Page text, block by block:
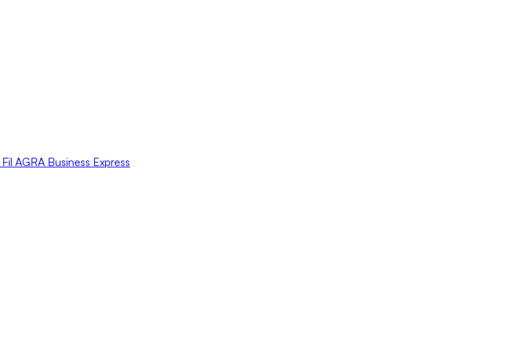
Fil AGRA Business Express